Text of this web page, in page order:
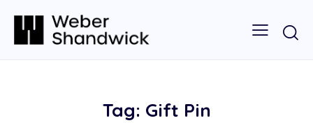
Tag: Gift Pin